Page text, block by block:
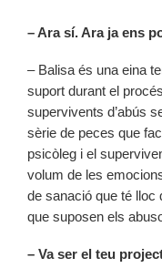
– Ara sí. Ara ja ens
– Balisa és una eina
suport durant el
supervivents d’abús
sèrie de peces que
psicòleg i el
volum de les
de sanació que té lloc
que suposen els
– Va ser el teu